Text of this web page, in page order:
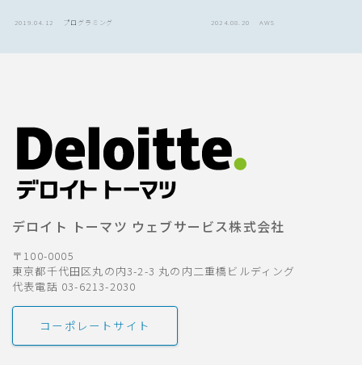
2019.04.12 プログラミング 2024.08.20 AWS
デロイト トーマツ ウェブサービス株式会社
〒100-0005
東京都千代田区丸の内3-2-3 丸の内二重橋ビルディング
代表電話 03-6213-2030
コーポレートサイト